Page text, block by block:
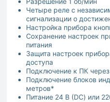
Четыре реле с
сигнализации о
Настройка прибора
Сохранение настроек
питания
Защита настроек
доступа
Подключение к ПК
Подключение блоков
метров*
Питание 24 В (DC) или